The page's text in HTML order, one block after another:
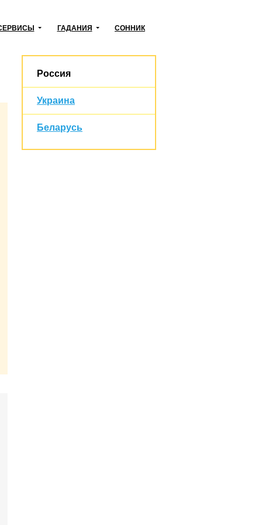
ГАДАНИЯ СОННИК
Россия
Украина
Беларусь